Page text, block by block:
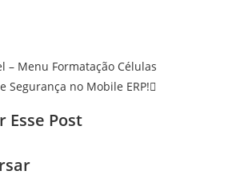
– Menu Formatação Células
Segurança no Mobile ERP!
Post